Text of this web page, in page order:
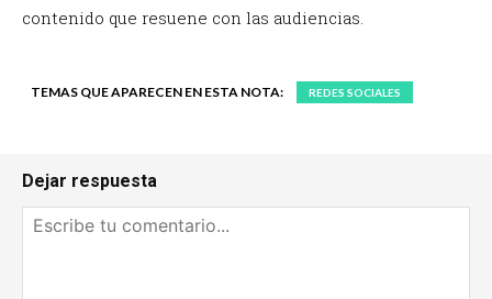
contenido que resuene con las audiencias.
TEMAS QUE APARECEN EN ESTA NOTA: REDES SOCIALES
Dejar respuesta